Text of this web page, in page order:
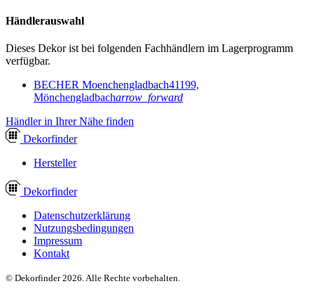
Händlerauswahl
Dieses Dekor ist bei folgenden Fachhändlern im Lagerprogramm
verfügbar.
BECHER Moenchengladbach41199,
Mönchengladbacharrow_forward
Händler in Ihrer Nähe finden
Dekorfinder
Hersteller
Dekorfinder
Datenschutzerklärung
Nutzungsbedingungen
Impressum
Kontakt
© Dekorfinder 2026. Alle Rechte vorbehalten.